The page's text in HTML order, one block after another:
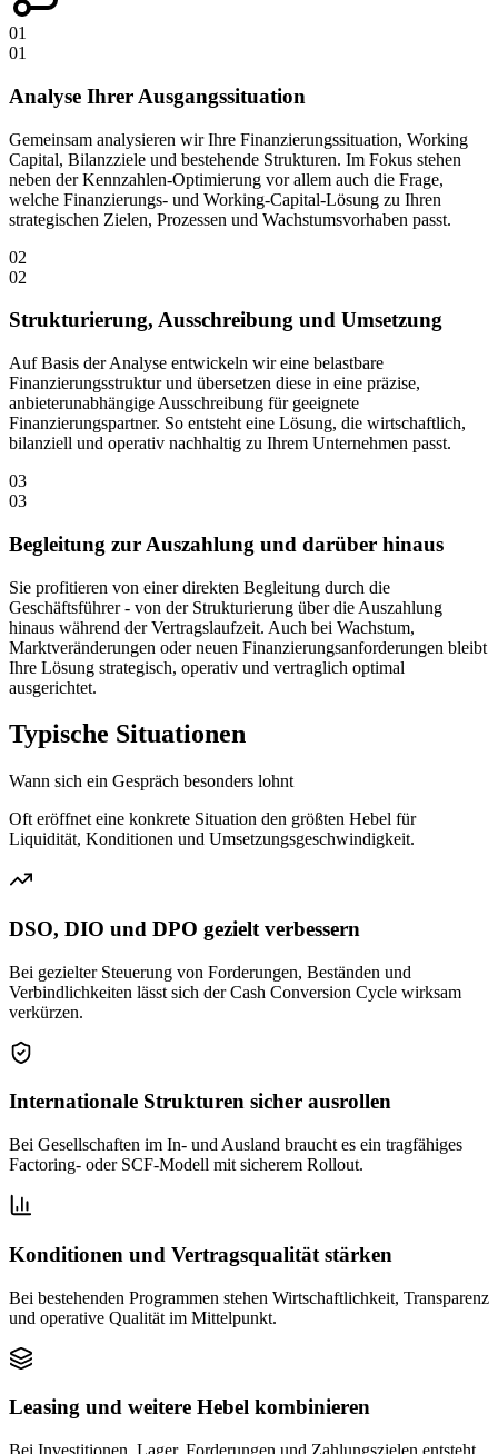
01
01
Analyse Ihrer Ausgangssituation
Gemeinsam analysieren wir Ihre Finanzierungssituation, Working
Capital, Bilanzziele und bestehende Strukturen. Im Fokus stehen
neben der Kennzahlen-Optimierung vor allem auch die Frage,
welche Finanzierungs- und Working-Capital-Lösung zu Ihren
strategischen Zielen, Prozessen und Wachstumsvorhaben passt.
02
02
Strukturierung, Ausschreibung und Umsetzung
Auf Basis der Analyse entwickeln wir eine belastbare
Finanzierungsstruktur und übersetzen diese in eine präzise,
anbieterunabhängige Ausschreibung für geeignete
Finanzierungspartner. So entsteht eine Lösung, die wirtschaftlich,
bilanziell und operativ nachhaltig zu Ihrem Unternehmen passt.
03
03
Begleitung zur Auszahlung und darüber hinaus
Sie profitieren von einer direkten Begleitung durch die
Geschäftsführer - von der Strukturierung über die Auszahlung
hinaus während der Vertragslaufzeit. Auch bei Wachstum,
Marktveränderungen oder neuen Finanzierungsanforderungen bleibt
Ihre Lösung strategisch, operativ und vertraglich optimal
ausgerichtet.
Typische Situationen
Wann sich ein Gespräch besonders lohnt
Oft eröffnet eine konkrete Situation den größten Hebel für
Liquidität, Konditionen und Umsetzungsgeschwindigkeit.
DSO, DIO und DPO gezielt verbessern
Bei gezielter Steuerung von Forderungen, Beständen und
Verbindlichkeiten lässt sich der Cash Conversion Cycle wirksam
verkürzen.
Internationale Strukturen sicher ausrollen
Bei Gesellschaften im In- und Ausland braucht es ein tragfähiges
Factoring- oder SCF-Modell mit sicherem Rollout.
Konditionen und Vertragsqualität stärken
Bei bestehenden Programmen stehen Wirtschaftlichkeit, Transparenz
und operative Qualität im Mittelpunkt.
Leasing und weitere Hebel kombinieren
Bei Investitionen, Lager, Forderungen und Zahlungszielen entsteht